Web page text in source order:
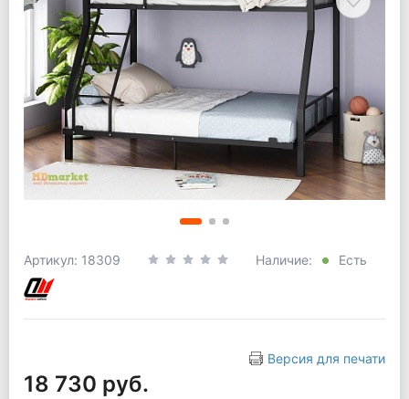
Артикул: 18309 Наличие: Есть
Версия для печати
18 730 руб.